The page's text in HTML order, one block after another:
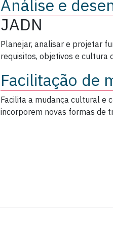
Análise e
JADN
Planejar, analisar e projetar
requisitos, objetivos e cultura
Facilitação de
Facilita a mudança cultural e
incorporem novas formas de